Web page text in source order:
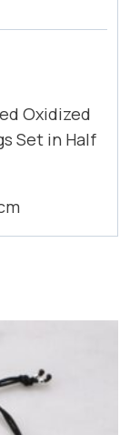
Oxidized
Set in Half